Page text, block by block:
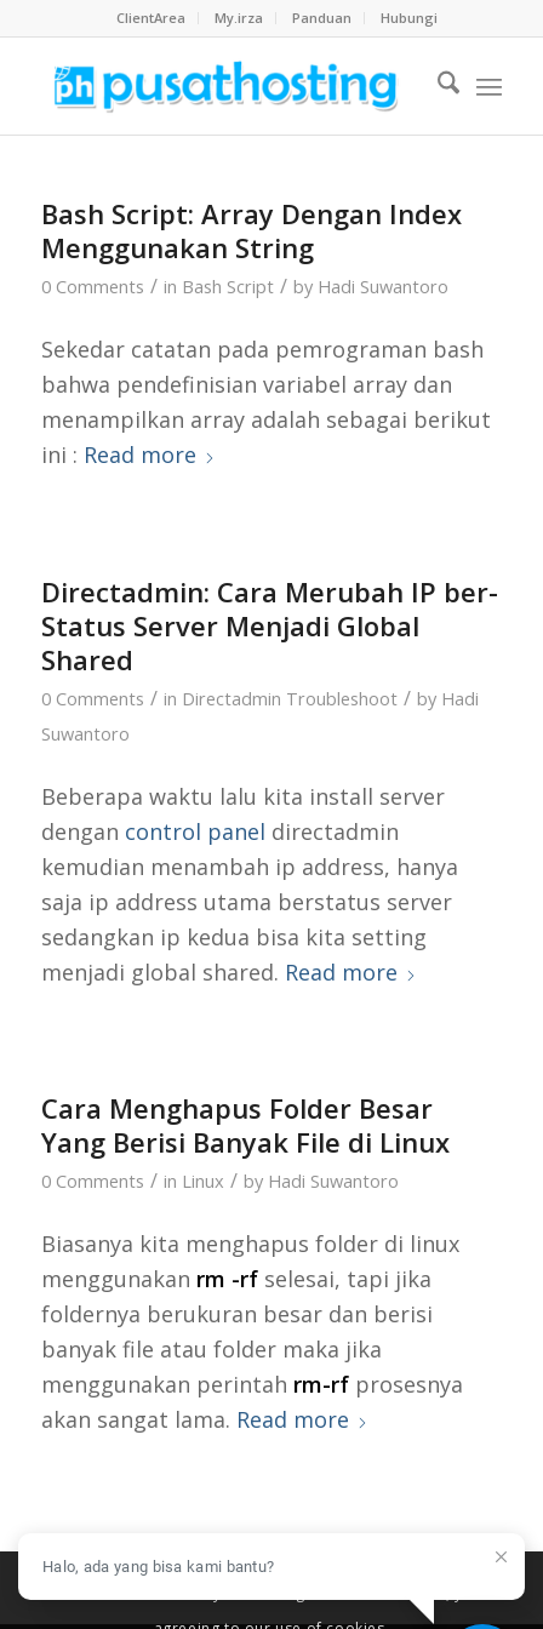
ClientArea My.irza Panduan Hubungi
Bash Script: Array Dengan Index
Menggunakan String
0 Comments / in Bash Script / by Hadi Suwantoro
Sekedar catatan pada pemrograman bash
bahwa pendefinisian variabel array dan
menampilkan array adalah sebagai berikut
ini : Read more
Directadmin: Cara Merubah IP ber-
Status Server Menjadi Global
Shared
0 Comments / in Directadmin Troubleshoot / by Hadi
Suwantoro
Beberapa waktu lalu kita install server
dengan control panel directadmin
kemudian menambah ip address, hanya
saja ip address utama berstatus server
sedangkan ip kedua bisa kita setting
menjadi global shared. Read more
Cara Menghapus Folder Besar
Yang Berisi Banyak File di Linux
0 Comments / in Linux / by Hadi Suwantoro
Biasanya kita menghapus folder di linux
menggunakan rm -rfselesai, tapi jika
foldernya berukuran besar dan berisi
banyak file atau folder maka jika
menggunakan perintah rm-rfprosesnya
akan sangat lama. Read more
Halo, ada yang bisa kami bantu?